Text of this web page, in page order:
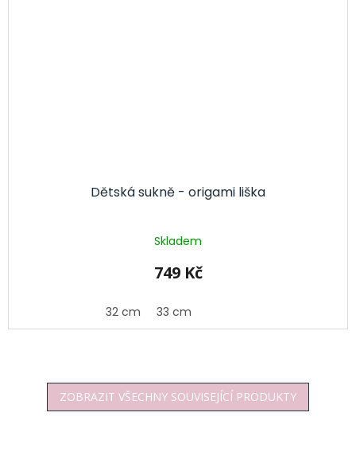
Dětská sukně - origami liška
Skladem
749 Kč
32 cm 33 cm
ZOBRAZIT VŠECHNY SOUVISEJÍCÍ PRODUKTY